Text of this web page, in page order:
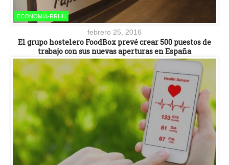
ECONOMÍA-RRHH
febrero 25, 2016
El grupo hostelero FoodBox prevé crear 500 puestos de
trabajo con sus nuevas aperturas en España